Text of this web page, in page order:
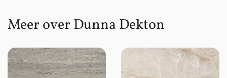
Meer over Dunna Dekton